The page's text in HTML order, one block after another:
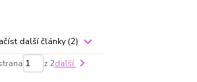
další články (2)
z 2další